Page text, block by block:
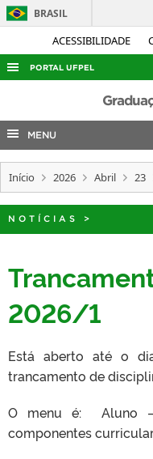
ACESSIBILIDADE
BRASIL
PORTAL UFPEL
ACESSO À INFORMAÇÃO
AUDITORIA
COBALTO
CONCURSOS
EDITAIS
INTERNACIONAL
PORTARIAS
TELEFONES
MENU
Início 2026 Abril 23
NOTÍCIAS >
2026/1
Está aberto até o
trancamento de
O menu é: Aluno –
componentes